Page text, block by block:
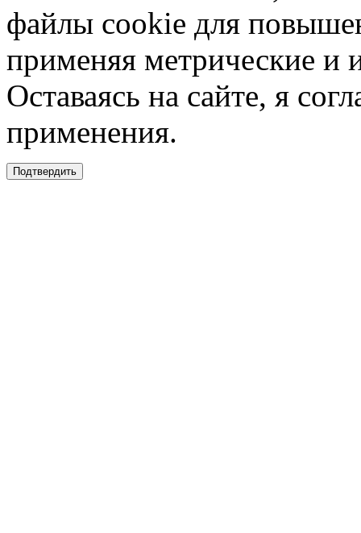
файлы cookie для
применяя метрические и
Оставаясь на сайте, я
применения.
Подтвердить